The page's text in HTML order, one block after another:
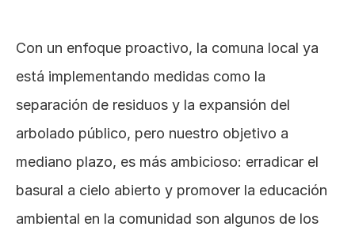
Con un enfoque proactivo, la comuna local ya
está implementando medidas como la
separación de residuos y la expansión del
arbolado público, pero nuestro objetivo a
mediano plazo, es más ambicioso: erradicar el
basural a cielo abierto y promover la educación
ambiental en la comunidad son algunos de los